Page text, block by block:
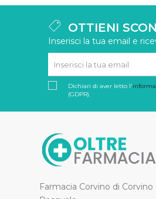
OTTIENI
Inserisci la tua email e
Dichiari di aver letto l'
(GDPR).
Farmacia Corvino di